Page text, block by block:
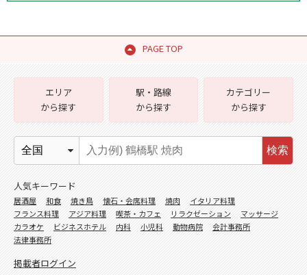
PAGE TOP
エリア
から探す
駅・路線
から探す
カテゴリー
から探す
検索
人気キーワード
居酒屋 和食 焼き鳥 懐石・会席料理 焼肉
イタリア料理
フランス料理
アジア料理 喫茶・カフェ リラクゼーション
マッサージ
カラオケ
ビジネスホテル 内科 小児科 動物病院
会計事務所
法律事務所
掲載者ログイン